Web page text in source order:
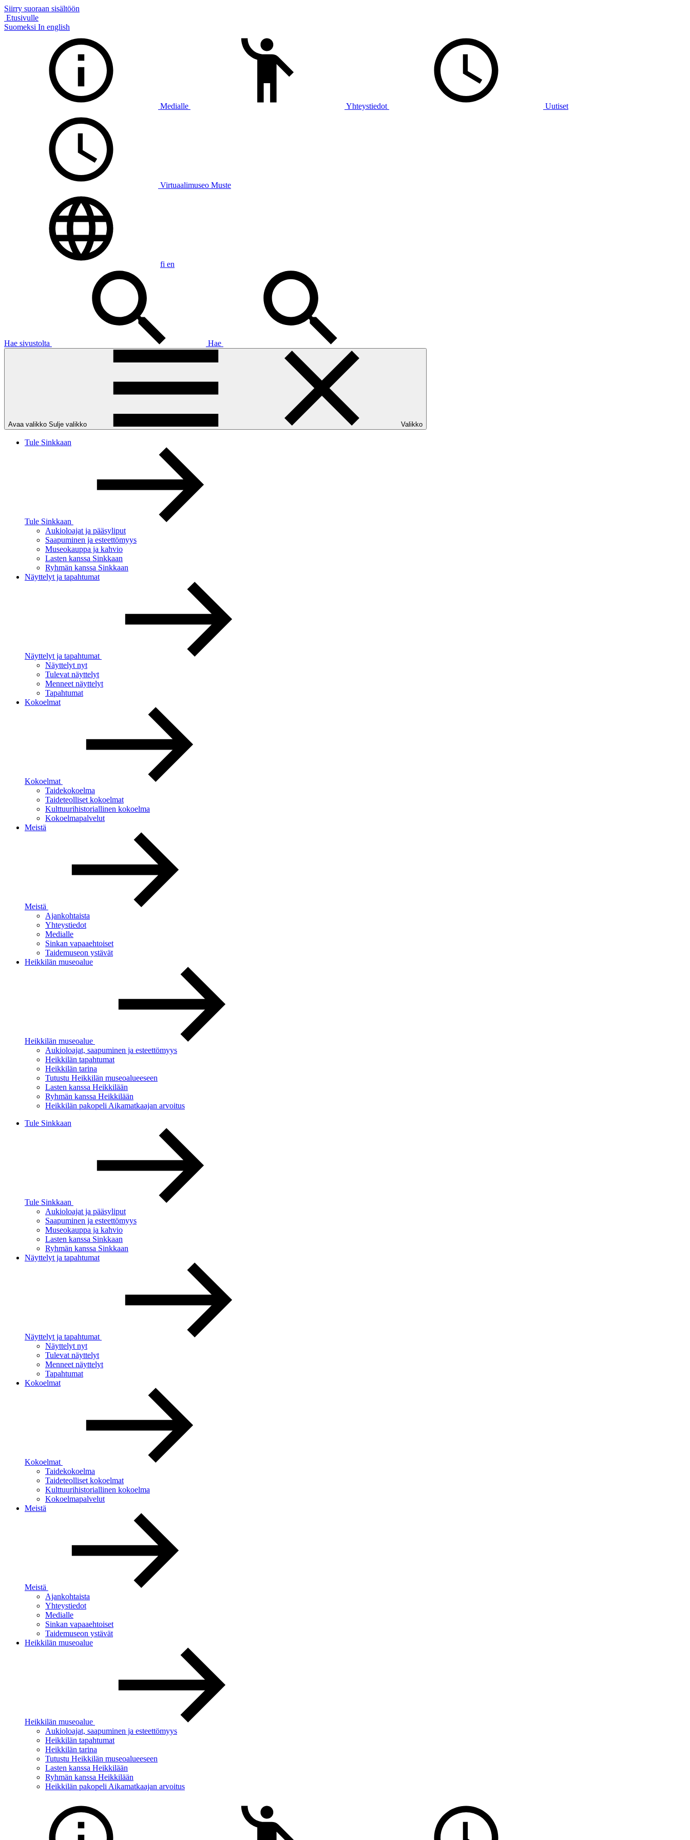
Siirry suoraan sisältöön
Etusivulle
Suomeksi In english
Medialle Yhteystiedot Uutiset
Virtuaalimuseo Muste
fi en
Hae sivustolta Hae
Avaa valikko Sulje valikko Valikko
Tule Sinkkaan
Tule Sinkkaan
Aukioloajat ja pääsyliput
Saapuminen ja esteettömyys
Museokauppa ja kahvio
Lasten kanssa Sinkkaan
Ryhmän kanssa Sinkkaan
Näyttelyt ja tapahtumat
Näyttelyt ja tapahtumat
Näyttelyt nyt
Tulevat näyttelyt
Menneet näyttelyt
Tapahtumat
Kokoelmat
Kokoelmat
Taidekokoelma
Taideteolliset kokoelmat
Kulttuurihistoriallinen kokoelma
Kokoelmapalvelut
Meistä
Meistä
Ajankohtaista
Yhteystiedot
Medialle
Sinkan vapaaehtoiset
Taidemuseon ystävät
Heikkilän museoalue
Heikkilän museoalue
Aukioloajat, saapuminen ja esteettömyys
Heikkilän tapahtumat
Heikkilän tarina
Tutustu Heikkilän museoalueeseen
Lasten kanssa Heikkilään
Ryhmän kanssa Heikkilään
Heikkilän pakopeli Aikamatkaajan arvoitus
Tule Sinkkaan
Tule Sinkkaan
Aukioloajat ja pääsyliput
Saapuminen ja esteettömyys
Museokauppa ja kahvio
Lasten kanssa Sinkkaan
Ryhmän kanssa Sinkkaan
Näyttelyt ja tapahtumat
Näyttelyt ja tapahtumat
Näyttelyt nyt
Tulevat näyttelyt
Menneet näyttelyt
Tapahtumat
Kokoelmat
Kokoelmat
Taidekokoelma
Taideteolliset kokoelmat
Kulttuurihistoriallinen kokoelma
Kokoelmapalvelut
Meistä
Meistä
Ajankohtaista
Yhteystiedot
Medialle
Sinkan vapaaehtoiset
Taidemuseon ystävät
Heikkilän museoalue
Heikkilän museoalue
Aukioloajat, saapuminen ja esteettömyys
Heikkilän tapahtumat
Heikkilän tarina
Tutustu Heikkilän museoalueeseen
Lasten kanssa Heikkilään
Ryhmän kanssa Heikkilään
Heikkilän pakopeli Aikamatkaajan arvoitus